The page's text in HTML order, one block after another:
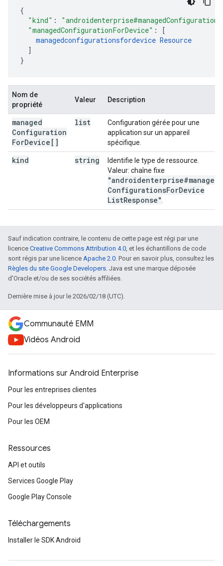
"kind" :
"managedConfigurationForDevice" :
[
managedconfigurationsfordevice Resource
]
}
Nom de
propriété
Valeur Description
managed
Configuration
ForDevice[]
list
Configuration gérée pour une
application sur un appareil
spécifique.
kind string
Identifie le type de ressource.
Valeur: chaîne fixe
"androidenterprise#managed
ConfigurationsForDevice
ListResponse"
Sauf indication contraire, le contenu de cette page est régi par une
licence Creative Commons Attribution 4.0, et les échantillons de code
sont régis par une licence Apache 2.0. Pour en savoir plus, consultez les
Règles du site Google Developers. Java est une marque déposée
d'Oracle et/ou de ses sociétés affiliées.
Dernière mise à jour le 2026/02/18 (UTC).
Communauté EMM
Vidéos Android
Informations sur Android Enterprise
Pour les entreprises clientes
Pour les développeurs d'applications
Pour les OEM
Ressources
API et outils
Services Google Play
Google Play Console
Téléchargements
Installer le SDK Android